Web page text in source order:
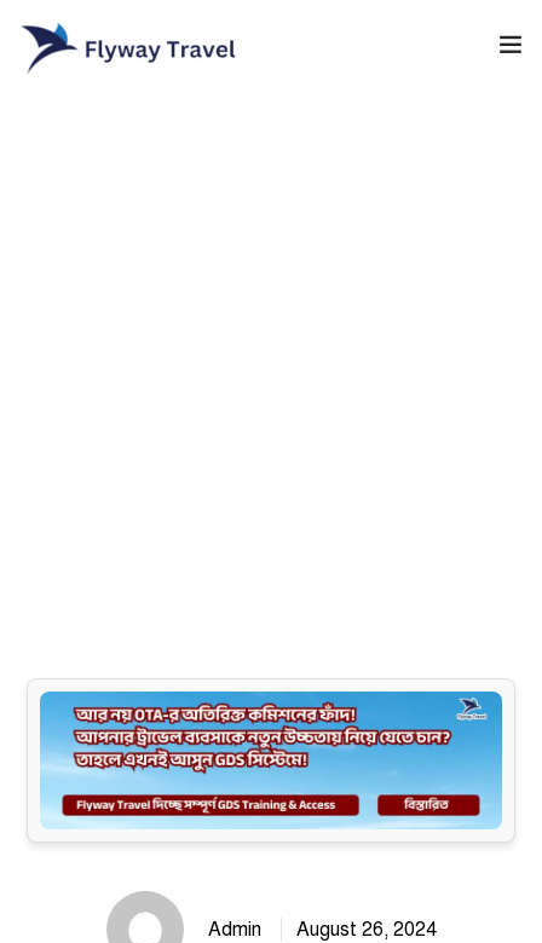
Admin August 26, 2024